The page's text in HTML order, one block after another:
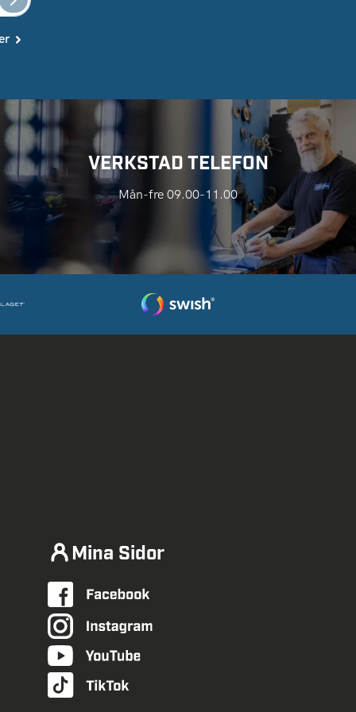
VERKSTAD TELEFON
Mån-fre 09.00-11.00
Mina Sidor